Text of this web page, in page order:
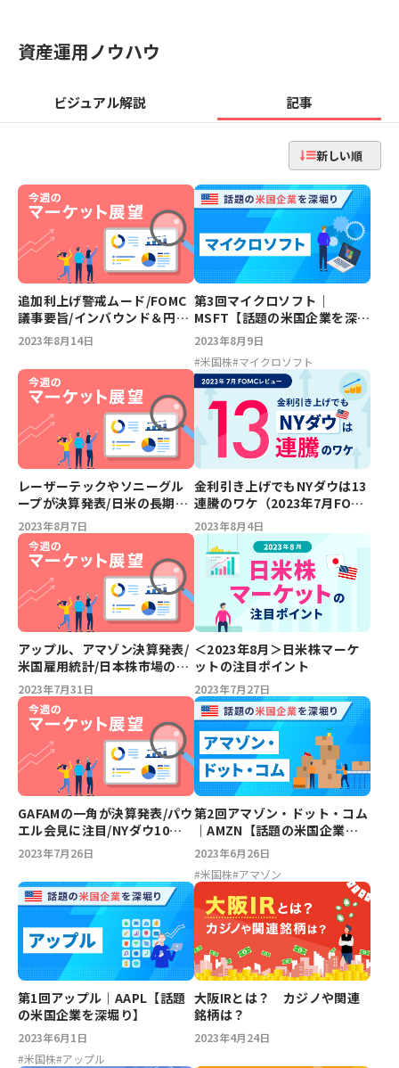
資産運用ノウハウ
ビジュアル解説 記事
新しい順
追加利上げ警戒ムード/FOMC
議事要旨/インバウンド＆円安
【今週のマーケット展望】
2023年8月14日
第3回マイクロソフト｜
MSFT【話題の米国企業を深堀
り】
2023年8月9日
#米国株#マイクロソフト
レーザーテックやソニーグル
ープが決算発表/日米の長期金
利上昇/消費者物価指数
（CPI）、生産者物価指数
（PPI）【今週のマーケット展
望】
2023年8月7日
金利引き上げでもNYダウは13
連騰のワケ（2023年7月FOMC
レビュー）
2023年8月4日
アップル、アマゾン決算発表/
米国雇用統計/日本株市場の関
心は決算発表へ【今週のマー
ケット展望】
2023年7月31日
＜2023年8月＞日米株マーケ
ットの注目ポイント
2023年7月27日
GAFAMの一角が決算発表/パウ
エル会見に注目/NYダウ10連
騰【今週のマーケット展望】
2023年7月26日
第2回アマゾン・ドット・コム
｜AMZN【話題の米国企業を
深堀り】
2023年6月26日
#米国株#アマゾン
第1回アップル｜AAPL【話題
の米国企業を深堀り】
2023年6月1日
#米国株#アップル
大阪IRとは？ カジノや関連
銘柄は？
2023年4月24日